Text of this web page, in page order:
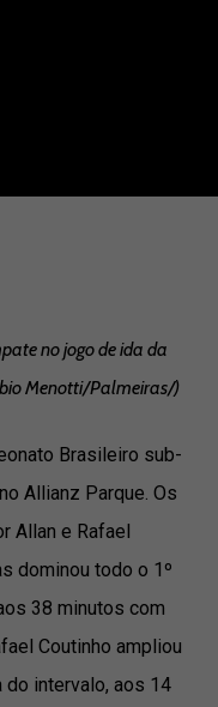
no jogo de ida da
Menotti/Palmeiras/)
Brasileiro sub-
Allianz Parque. Os
Allan e Rafael
dominou todo o 1º
38 minutos com
Coutinho ampliou
do intervalo, aos 14